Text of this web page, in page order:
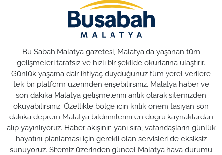
Bu Sabah Malatya gazetesi, Malatya'da yaşanan tüm
gelişmeleri tarafsız ve hızlı bir şekilde okurlarına ulaştırır.
Günlük yaşama dair ihtiyaç duyduğunuz tüm yerel verilere
tek bir platform üzerinden erişebilirsiniz. Malatya haber ve
son dakika Malatya gelişmelerini anlık olarak sitemizden
okuyabilirsiniz. Özellikle bölge için kritik önem taşıyan son
dakika deprem Malatya bildirimlerini en doğru kaynaklardan
alıp yayınlıyoruz. Haber akışının yanı sıra, vatandaşların günlük
hayatını planlaması için gerekli olan servisleri de eksiksiz
sunuyoruz. Sitemiz üzerinden güncel Malatya hava durumu